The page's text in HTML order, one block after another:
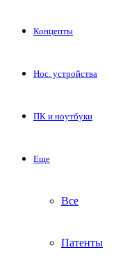
Концепты
Нос. устройства
ПК и ноутбуки
Еще
Все
Патенты